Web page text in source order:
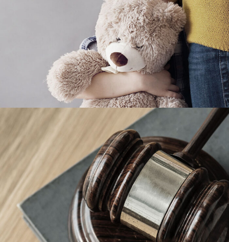
Giving Million Air Its Wings